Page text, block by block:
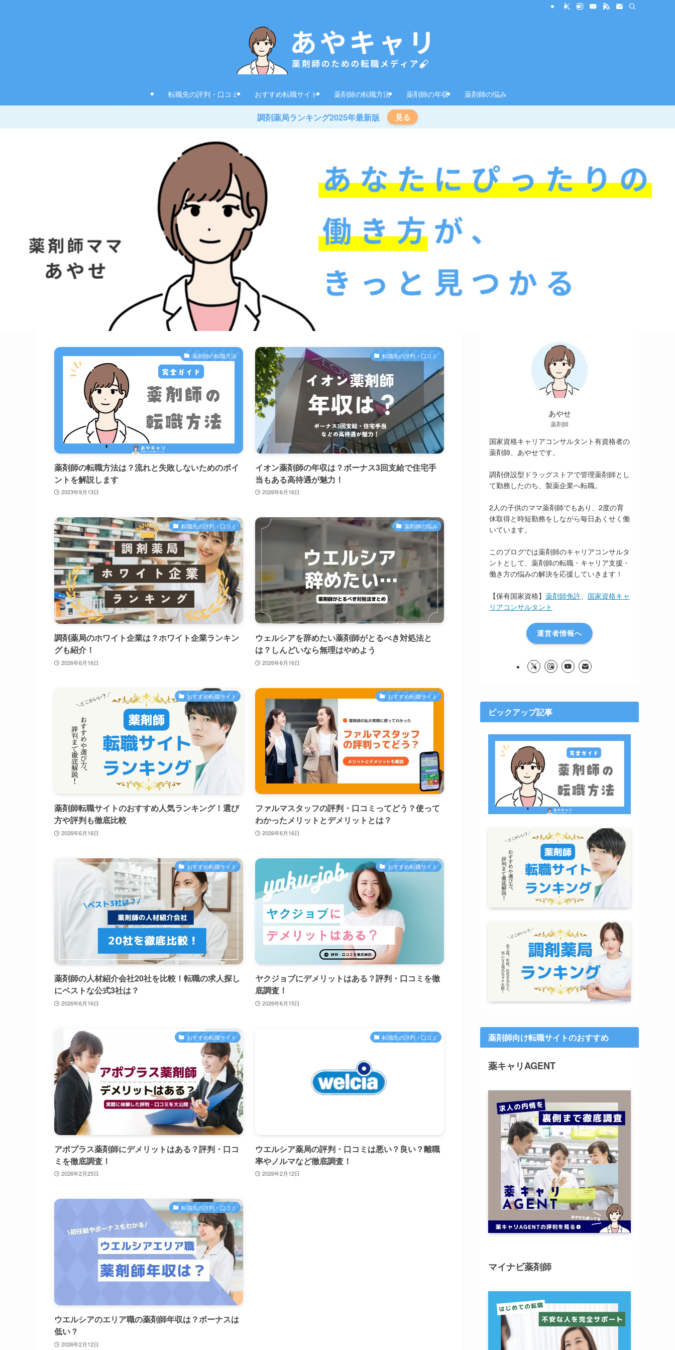
転職先の評判・口コミ おすすめ転職サイト 薬剤師の転職方法 薬剤師の年収 薬剤師の悩み
調剤薬局ランキング2025年最新版 見る
薬剤師の転職方法
薬剤師の転職方法は？流れと失敗しないためのポイ
ントを解説します
2023年9月13日
転職先の評判・口コミ
イオン薬剤師の年収は？ボーナス3回支給で住宅手
当もある高待遇が魅力！
2026年6月16日
転職先の評判・口コミ
調剤薬局のホワイト企業は？ホワイト企業ランキン
グも紹介！
2026年6月16日
薬剤師の悩み
ウェルシアを辞めたい薬剤師がとるべき対処法と
は？しんどいなら無理はやめよう
2026年6月16日
おすすめ転職サイト
薬剤師転職サイトのおすすめ人気ランキング！選び
方や評判も徹底比較
2026年6月16日
おすすめ転職サイト
ファルマスタッフの評判・口コミってどう？使って
わかったメリットとデメリットとは？
2026年6月16日
おすすめ転職サイト
薬剤師の人材紹介会社20社を比較！転職の求人探し
にベストな公式3社は？
2026年6月16日
おすすめ転職サイト
ヤクジョブにデメリットはある？評判・口コミを徹
底調査！
2026年6月15日
おすすめ転職サイト
アポプラス薬剤師にデメリットはある？評判・口コ
ミを徹底調査！
2026年2月25日
転職先の評判・口コミ
ウエルシア薬局の評判・口コミは悪い？良い？離職
率やノルマなど徹底調査！
2026年2月12日
転職先の評判・口コミ
ウエルシアのエリア職の薬剤師年収は？ボーナスは
低い？
2026年2月12日
あやせ
薬剤師
国家資格キャリアコンサルタント有資格者の
薬剤師、あやせです。
調剤併設型ドラッグストアで管理薬剤師とし
て勤務したのち、製薬企業へ転職。
2人の子供のママ薬剤師でもあり、2度の育
休取得と時短勤務をしながら毎日あくせく働
いています。
このブログでは薬剤師のキャリアコンサルタ
ントとして、薬剤師の転職・キャリア支援・
働き方の悩みの解決を応援していきます！
【保有国家資格】 薬剤師免許
国家資格キャ
リアコンサルタント
運営者情報へ
ピックアップ記事
薬剤師向け転職サイトのおすすめ
薬キャリAGENT
マイナビ薬剤師